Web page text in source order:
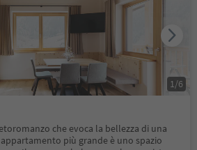
che evoca la bellezza di una
più grande è uno spazio
1 /6